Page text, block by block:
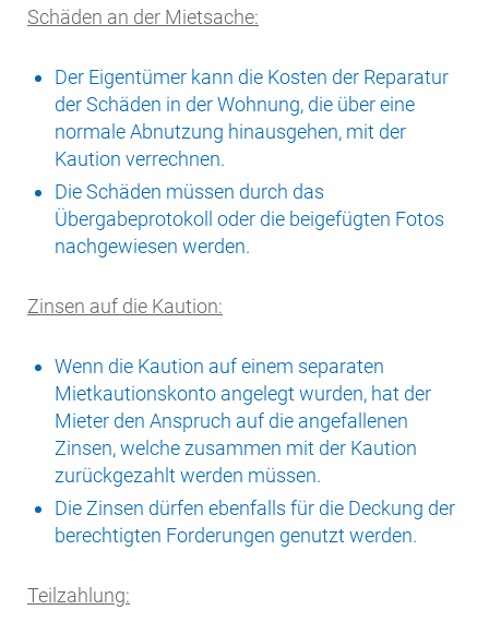
Schäden an der Mietsache:
Der Eigentümer kann die Kosten der Reparatur
der Schäden in der Wohnung, die über eine
normale Abnutzung hinausgehen, mit der
Kaution verrechnen.
Die Schäden müssen durch das
Übergabeprotokoll oder die beigefügten Fotos
nachgewiesen werden.
Zinsen auf die Kaution:
Wenn die Kaution auf einem separaten
Mietkautionskonto angelegt wurden, hat der
Mieter den Anspruch auf die angefallenen
Zinsen, welche zusammen mit der Kaution
zurückgezahlt werden müssen.
Die Zinsen dürfen ebenfalls für die Deckung der
berechtigten Forderungen genutzt werden.
Teilzahlung: